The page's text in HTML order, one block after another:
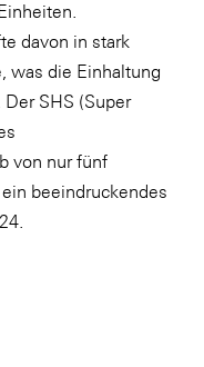
davon in stark
was die Einhaltung
SHS (Super
von nur fünf
beeindruckendes